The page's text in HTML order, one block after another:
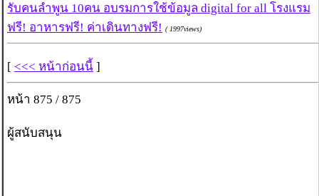
รับคนลำพูน 10คน อบรมการใช้ข้อมูล digital for all โรงแรม
ฟรี! อาหารฟรี! ค่าเดินทางฟรี! ( 1997views)
[ <<< หน้าก่อนนี้ ]
หน้า 875 / 875
ผู้สนับสนุน